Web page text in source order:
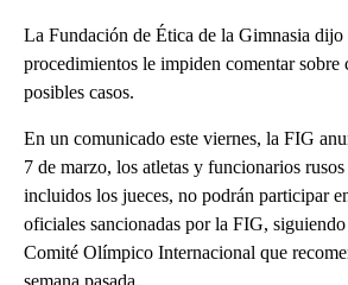
La Fundación de Ética de la Gimnasia
procedimientos le impiden comentar sobre
posibles casos.
En un comunicado este viernes, la FIG
7 de marzo, los atletas y funcionarios
incluidos los jueces, no podrán participar
oficiales sancionadas por la FIG,
Comité Olímpico Internacional que
semana pasada.